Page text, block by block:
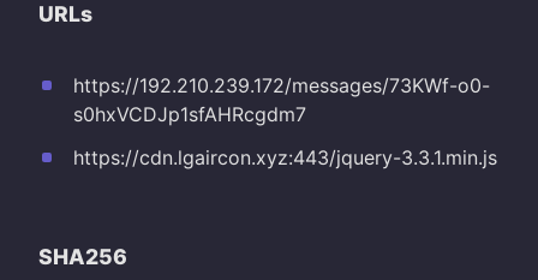
URLs
https://192.210.239.172/messages/73KWf-o0-
s0hxVCDJp1sfAHRcgdm7
https://cdn.lgaircon.xyz:443/jquery-3.3.1.min.js
SHA256